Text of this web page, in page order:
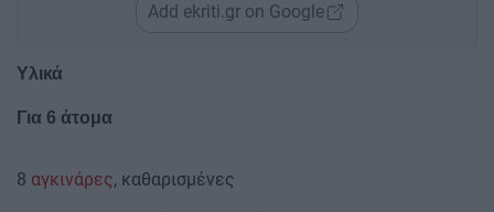
Add ekriti.gr on Google
Υλικά
Για 6 άτομα
8 αγκινάρες, καθαρισμένες